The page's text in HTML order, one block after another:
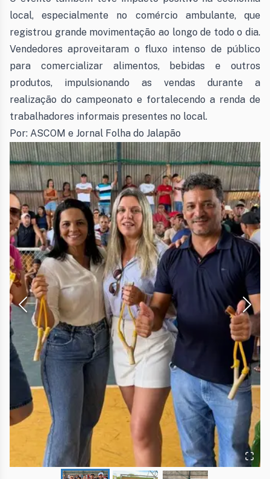
local, especialmente no comércio ambulante, que
registrou grande movimentação ao longo de todo o dia.
Vendedores aproveitaram o fluxo intenso de público
para comercializar alimentos, bebidas e outros
produtos, impulsionando as vendas durante a
realização do campeonato e fortalecendo a renda de
trabalhadores informais presentes no local.
Por: ASCOM e Jornal Folha do Jalapão